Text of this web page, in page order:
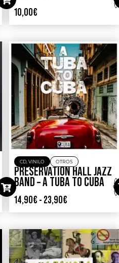
10,00€
CD, VINILO OTROS
PRESERVATION HALL JAZZ
BAND – A TUBA TO CUBA
14,90€ - 23,90€